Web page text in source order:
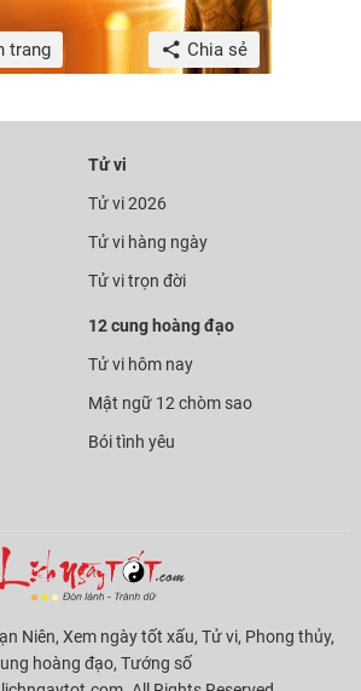
trang Chia sẻ
Tử vi
Tử vi 2026
Tử vi hàng ngày
Tử vi trọn đời
12 cung hoàng đạo
Tử vi hôm nay
Mật ngữ 12 chòm sao
Bói tình yêu
Niên, Xem ngày tốt xấu, Tử vi, Phong thủy,
hoàng đạo, Tướng số